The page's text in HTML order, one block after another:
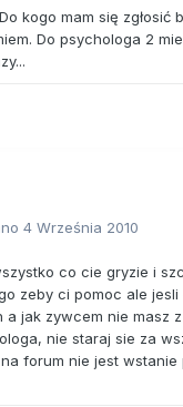
kogo mam się zgłosić
Do psychologa 2
4 Września 2010
co cie gryzie i
zeby ci pomoc ale
a jak zywcem nie masz
nie staraj sie za
forum nie jest